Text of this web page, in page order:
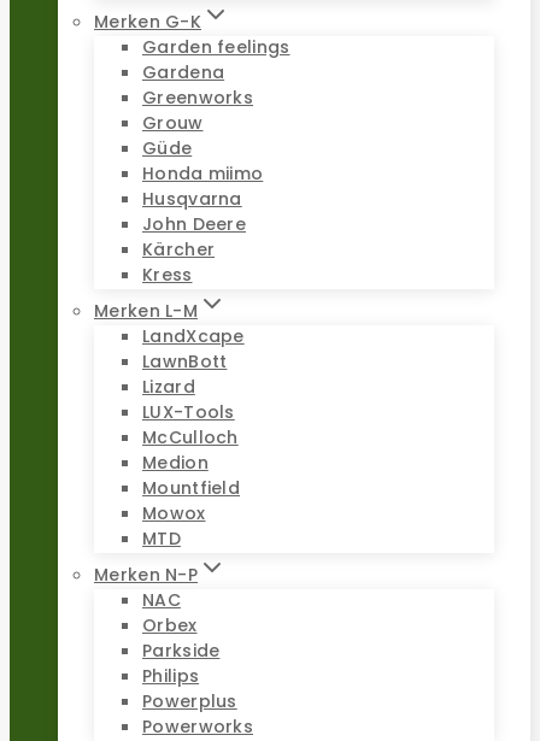
Merken G-K
Garden feelings
Gardena
Greenworks
Grouw
Güde
Honda miimo
Husqvarna
John Deere
Kärcher
Kress
Merken L-M
LandXcape
LawnBott
Lizard
LUX-Tools
McCulloch
Medion
Mountfield
Mowox
MTD
Merken N-P
NAC
Orbex
Parkside
Philips
Powerplus
Powerworks